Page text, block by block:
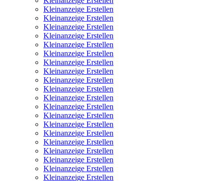
Kleinanzeige Erstellen
Kleinanzeige Erstellen
Kleinanzeige Erstellen
Kleinanzeige Erstellen
Kleinanzeige Erstellen
Kleinanzeige Erstellen
Kleinanzeige Erstellen
Kleinanzeige Erstellen
Kleinanzeige Erstellen
Kleinanzeige Erstellen
Kleinanzeige Erstellen
Kleinanzeige Erstellen
Kleinanzeige Erstellen
Kleinanzeige Erstellen
Kleinanzeige Erstellen
Kleinanzeige Erstellen
Kleinanzeige Erstellen
Kleinanzeige Erstellen
Kleinanzeige Erstellen
Kleinanzeige Erstellen